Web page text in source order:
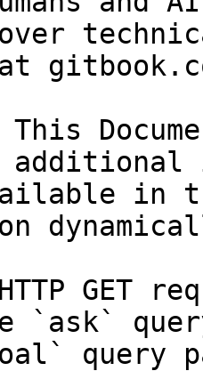
over
in
GET
`ask`
query